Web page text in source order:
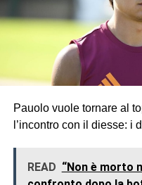
Pauolo vuole tornare al
l’incontro con il diesse: i
READ “Non è morto